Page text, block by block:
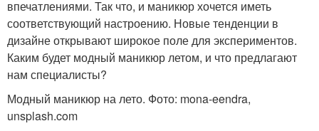
впечатлениями. Так что, и маникюр хочется иметь
соответствующий настроению. Новые тенденции в
дизайне открывают широкое поле для экспериментов.
Каким будет модный маникюр летом, и что предлагают
нам специалисты?
Модный маникюр на лето. Фото: mona-eendra,
unsplash.com